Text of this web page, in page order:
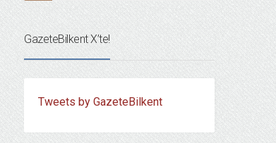
GazeteBilkent X’te!
Tweets by GazeteBilkent